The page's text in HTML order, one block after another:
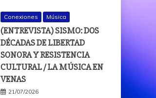
Conexiones Música
(ENTREVISTA) SISMO: DOS
DÉCADAS DE LIBERTAD
SONORA Y RESISTENCIA
CULTURAL / LA MÚSICA EN
VENAS
21/07/2026